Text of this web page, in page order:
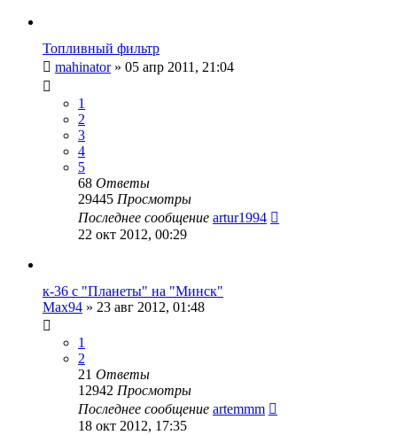
Топливный фильтр
mahinator» 05 апр 2011, 21:04
1
2
3
4
5
68 Ответы
29445 Просмотры
Последнее сообщение artur1994
22 окт 2012, 00:29
к-36 с "Планеты" на "Минск"
Max94 » 23 авг 2012, 01:48
1
2
21 Ответы
12942 Просмотры
Последнее сообщение artemmm
18 окт 2012, 17:35